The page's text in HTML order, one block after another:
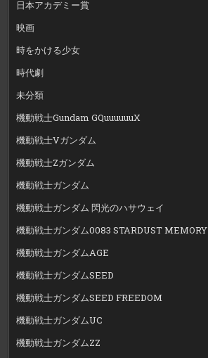
日本アカデミー賞
映画
時をかける少女
時代劇
未分類
機動戦士Gundam GQuuuuuuX
機動戦士Vガンダム
機動戦士Zガンダム
機動戦士ガンダム
機動戦士ガンダム 閃光のハサウェイ
機動戦士ガンダム0083 STARDUST MEMORY
機動戦士ガンダムAGE
機動戦士ガンダムSEED
機動戦士ガンダムSEED FREEDOM
機動戦士ガンダムUC
機動戦士ガンダムZZ